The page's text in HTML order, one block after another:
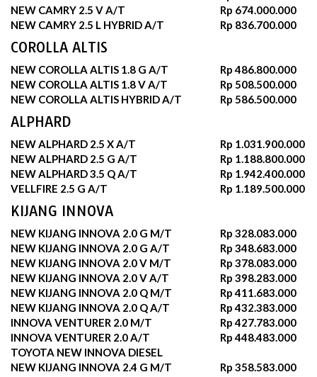
NEW CAMRY 2.5 V A/T
Rp 674.000.000
NEW CAMRY 2.5 L HYBRID A/T
Rp 836.700.000
COROLLA ALTIS
NEW COROLLA ALTIS 1.8 G A/T
Rp 486.800.000
NEW COROLLA ALTIS 1.8 V A/T
Rp 508.500.000
NEW COROLLA ALTIS HYBRID A/T
Rp 586.500.000
ALPHARD
NEW ALPHARD 2.5 X A/T
Rp 1.031.900.000
NEW ALPHARD 2.5 G A/T
Rp 1.188.800.000
NEW ALPHARD 3.5 Q A/T
Rp 1.942.400.000
VELLFIRE 2.5 G A/T
Rp 1.189.500.000
KIJANG INNOVA
NEW KIJANG INNOVA 2.0 G M/T
Rp 328.083.000
NEW KIJANG INNOVA 2.0 G A/T
Rp 348.683.000
NEW KIJANG INNOVA 2.0 V M/T
Rp 378.083.000
NEW KIJANG INNOVA 2.0 V A/T
Rp 398.283.000
NEW KIJANG INNOVA 2.0 Q M/T
Rp 411.683.000
NEW KIJANG INNOVA 2.0 Q A/T
Rp 432.383.000
INNOVA VENTURER 2.0 M/T
Rp 427.783.000
INNOVA VENTURER 2.0 A/T
Rp 448.483.000
TOYOTA NEW INNOVA DIESEL
NEW KIJANG INNOVA 2.4 G M/T
Rp 358.583.000